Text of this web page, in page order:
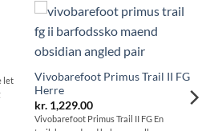
let
Vivobarefoot Primus Trail II FG
Herre
kr.1,229.00
Vivobarefoot Primus Trail II FG En